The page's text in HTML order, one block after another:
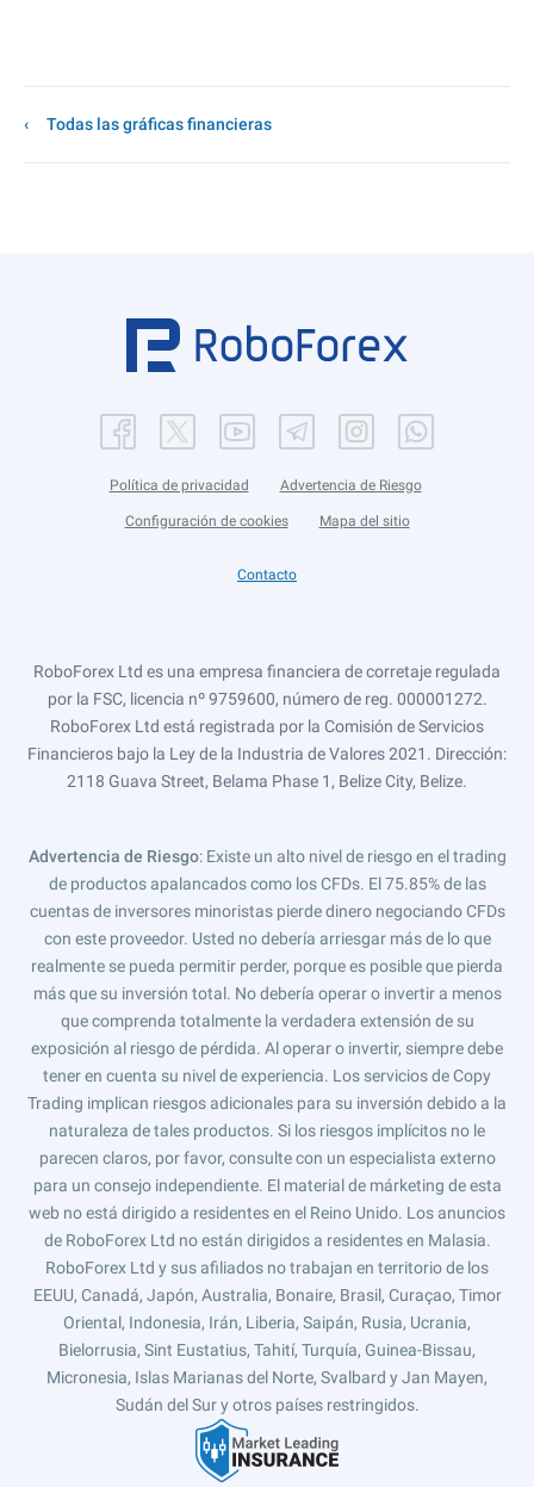
Todas las gráficas financieras
Política de privacidad Advertencia de Riesgo
Configuración de cookies Mapa del sitio
Contacto
RoboForex Ltd es una empresa financiera de corretaje regulada
por la FSC, licencia nº 9759600, número de reg. 000001272.
RoboForex Ltd está registrada por la Comisión de Servicios
Financieros bajo la Ley de la Industria de Valores 2021. Dirección:
2118 Guava Street, Belama Phase 1, Belize City, Belize.
Advertencia de Riesgo: Existe un alto nivel de riesgo en el trading
de productos apalancados como los CFDs. El 75.85% de las
cuentas de inversores minoristas pierde dinero negociando CFDs
con este proveedor. Usted no debería arriesgar más de lo que
realmente se pueda permitir perder, porque es posible que pierda
más que su inversión total. No debería operar o invertir a menos
que comprenda totalmente la verdadera extensión de su
exposición al riesgo de pérdida. Al operar o invertir, siempre debe
tener en cuenta su nivel de experiencia. Los servicios de Copy
Trading implican riesgos adicionales para su inversión debido a la
naturaleza de tales productos. Si los riesgos implícitos no le
parecen claros, por favor, consulte con un especialista externo
para un consejo independiente. El material de márketing de esta
web no está dirigido a residentes en el Reino Unido. Los anuncios
de RoboForex Ltd no están dirigidos a residentes en Malasia.
RoboForex Ltd y sus afiliados no trabajan en territorio de los
EEUU, Canadá, Japón, Australia, Bonaire, Brasil, Curaçao, Timor
Oriental, Indonesia, Irán, Liberia, Saipán, Rusia, Ucrania,
Bielorrusia, Sint Eustatius, Tahití, Turquía, Guinea-Bissau,
Micronesia, Islas Marianas del Norte, Svalbard y Jan Mayen,
Sudán del Sur y otros países restringidos.